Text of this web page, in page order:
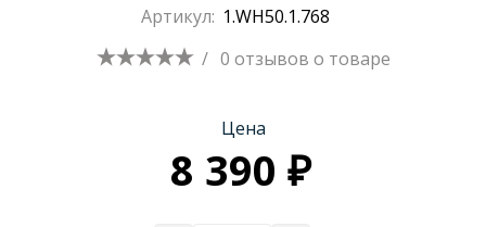
Артикул: 1.WH50.1.768
/ 0 отзывов о товаре
Цена
8 390 ₽